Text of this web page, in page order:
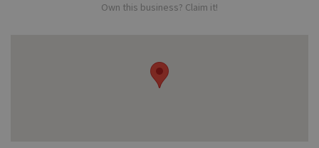
Own this business? Claim it!